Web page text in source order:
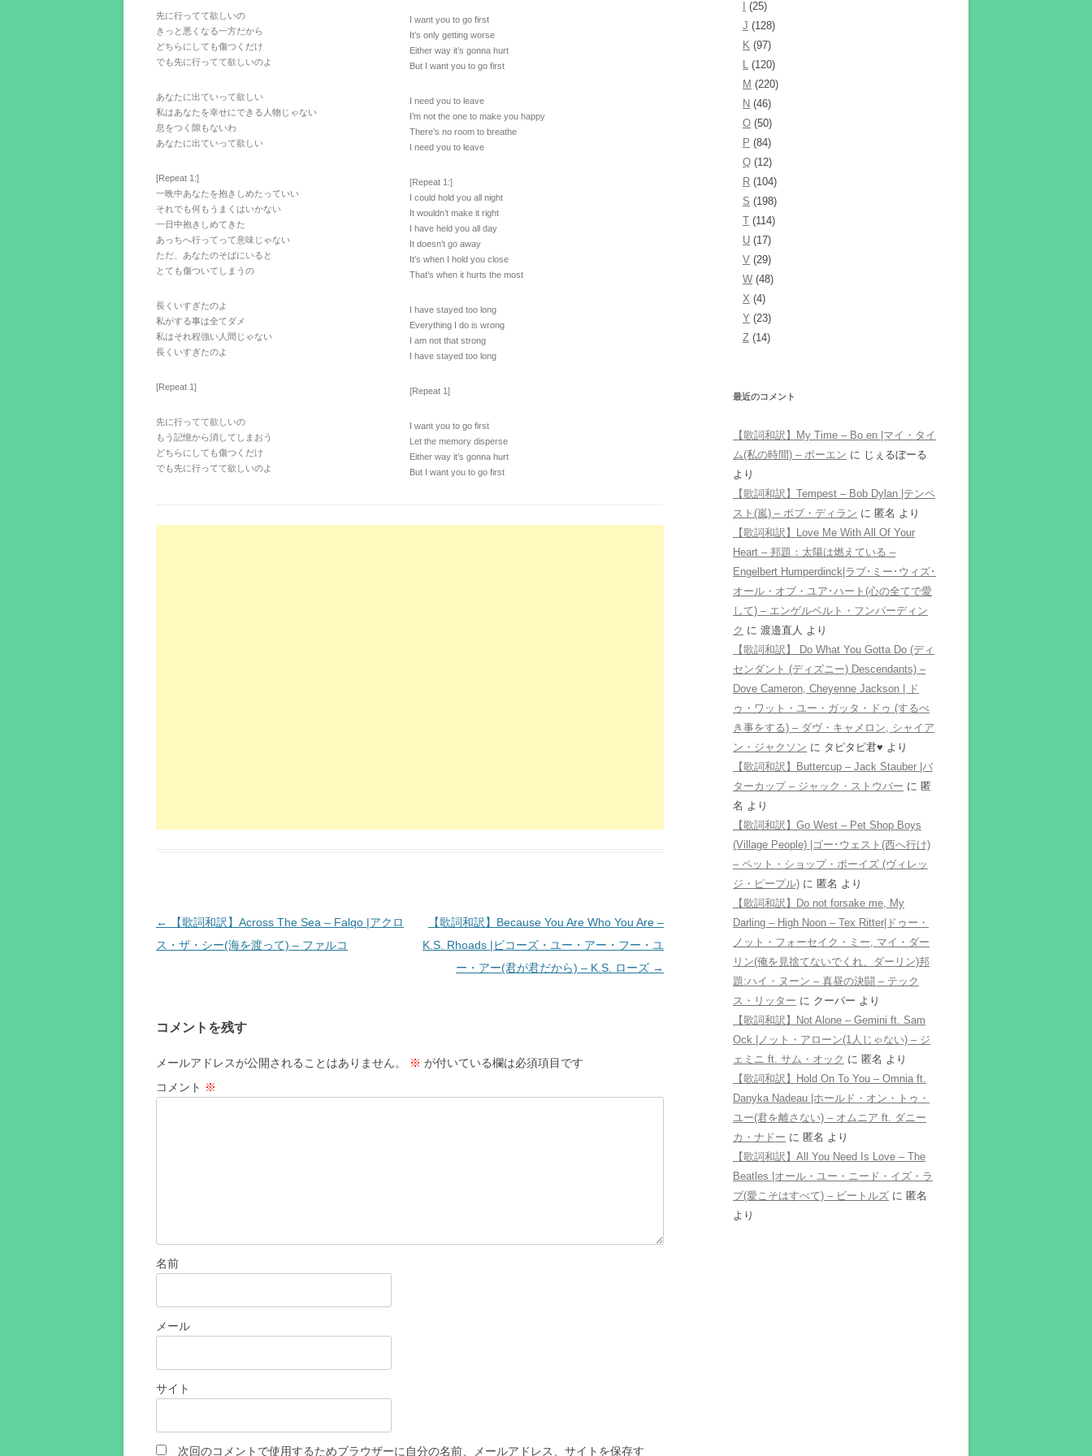
先に行ってて欲しいの
きっと悪くなる一方だから
どちらにしても傷つくだけ
でも先に行ってて欲しいのよ
あなたに出ていって欲しい
私はあなたを幸せにできる人物じゃない
息をつく隙もないわ
あなたに出ていって欲しい
[Repeat 1:]
一晩中あなたを抱きしめたっていい
それでも何もうまくはいかない
一日中抱きしめてきた
あっちへ行ってって意味じゃない
ただ、あなたのそばにいると
とても傷ついてしまうの
長くいすぎたのよ
私がする事は全てダメ
私はそれ程強い人間じゃない
長くいすぎたのよ
[Repeat 1]
先に行ってて欲しいの
もう記憶から消してしまおう
どちらにしても傷つくだけ
でも先に行ってて欲しいのよ
I want you to go first
It’s only getting worse
Either way it’s gonna hurt
But I want you to go first
I need you to leave
I’m not the one to make you happy
There’s no room to breathe
I need you to leave
[Repeat 1:]
I could hold you all night
It wouldn’t make it right
I have held you all day
It doesn’t go away
It’s when I hold you close
That’s when it hurts the most
I have stayed too long
Everything I do is wrong
I am not that strong
I have stayed too long
[Repeat 1]
I want you to go first
Let the memory disperse
Either way it’s gonna hurt
But I want you to go first
投
稿
ー
シ
ョ
←
【歌詞和訳】Across The Sea – Falqo |アクロ
ス・ザ・シー(海を渡って) – ファルコ
【歌詞和訳】Because You Are Who You Are –
K.S. Rhoads |ビコーズ・ユー・アー・フー・ユ
ー・アー(君が君だから) – K.S. ローズ →
コメントを残す
メールアドレスが公開されることはありません。 ※ が付いている欄は必須項目です
コメント ※
名前
メール
サイト
次回のコメントで使用するためブラウザーに自分の名前、メールアドレス、サイトを保存す
(25)
J (128)
K (97)
L (120)
M (220)
N (46)
O (50)
P (84)
Q (12)
R (104)
S (198)
T (114)
U (17)
V (29)
W (48)
X (4)
Y (23)
Z (14)
最近のコメント
【歌詞和訳】My Time – Bo en |マイ・タイ
ム(私の時間) – ボーエン に じぇるぼーる
より
【歌詞和訳】Tempest – Bob Dylan |テンペ
スト(嵐) – ボブ・ディラン に 匿名 より
【歌詞和訳】Love Me With All Of Your
Heart – 邦題：太陽は燃えている –
Engelbert Humperdinck|ラブ･ミー･ウィズ･
オール・オブ・ユア･ハート(心の全てで愛
して) – エンゲルベルト・フンパーディン
ク に 渡邉直人 より
【歌詞和訳】 Do What You Gotta Do (ディ
センダント (ディズニー) Descendants) –
Dove Cameron, Cheyenne Jackson | ド
ゥ・ワット・ユー・ガッタ・ドゥ (するべ
き事をする) – ダヴ・キャメロン, シャイア
ン・ジャクソン に タピタピ君♥️ より
【歌詞和訳】Buttercup – Jack Stauber |バ
ターカップ – ジャック・ストウバー に 匿
名 より
【歌詞和訳】Go West – Pet Shop Boys
(Village People) |ゴー･ウェスト(西へ行け)
– ペット・ショップ・ボーイズ (ヴィレッ
ジ・ピープル) に 匿名 より
【歌詞和訳】Do not forsake me, My
Darling – High Noon – Tex Ritter|ドゥー・
ノット・フォーセイク・ミー, マイ・ダー
リン(俺を見捨てないでくれ、ダーリン)邦
題:ハイ・ヌーン – 真昼の決闘 – テック
ス・リッター に クーパー より
【歌詞和訳】Not Alone – Gemini ft. Sam
Ock |ノット・アローン(1人じゃない) – ジ
ェミニ ft. サム・オック に 匿名 より
【歌詞和訳】Hold On To You – Omnia ft.
Danyka Nadeau |ホールド・オン・トゥ・
ユー(君を離さない) – オムニア ft. ダニー
カ・ナドー に 匿名 より
【歌詞和訳】All You Need Is Love – The
Beatles |オール・ユー・ニード・イズ・ラ
ブ(愛こそはすべて) – ビートルズ に 匿名
より